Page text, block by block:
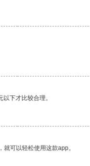
下才比较合理。
可以轻松使用这款app。